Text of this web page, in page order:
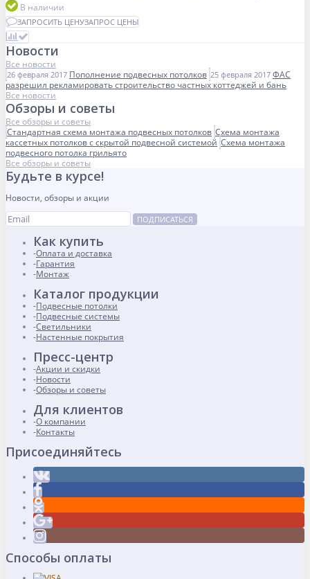
В наличии
ЗАПРОСИТЬ ЦЕНУЗАПРОС ЦЕНЫ
Новости
Все новости
26 февраля 2017 Пополнение подвесных потолков 25 февраля 2017 ФАС
разрешил рекламировать строительство частных коттеджей и бань
Все новости
Обзоры и советы
Все обзоры и советы
Стандартная схема монтажа подвесных потолков Схема монтажа
кассетных потолков с скрытой подвесной системой Схема монтажа
подвесного потолка грильято
Все обзоры и советы
Будьте в курсе!
Новости, обзоры и акции
ПОДПИСАТЬСЯ
Как купить
Оплата и доставка
Гарантия
Монтаж
Каталог продукции
Подвесные потолки
Подвесные системы
Светильники
Настенные покрытия
Пресс-центр
Акции и скидки
Новости
Обзоры и советы
Для клиентов
О компании
Контакты
Присоединяйтесь
Способы оплаты